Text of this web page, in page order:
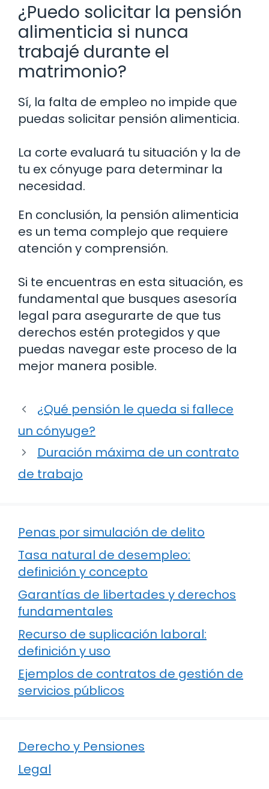
¿Puedo solicitar la pensión
alimenticia si nunca
trabajé durante el
matrimonio?
Sí, la falta de empleo no impide que
puedas solicitar pensión alimenticia.
La corte evaluará tu situación y la de
tu ex cónyuge para determinar la
necesidad.
En conclusión, la pensión alimenticia
es un tema complejo que requiere
atención y comprensión.
Si te encuentras en esta situación, es
fundamental que busques asesoría
legal para asegurarte de que tus
derechos estén protegidos y que
puedas navegar este proceso de la
mejor manera posible.
¿Qué pensión le queda si fallece
un cónyuge?
Duración máxima de un contrato
de trabajo
Penas por simulación de delito
Tasa natural de desempleo:
definición y concepto
Garantías de libertades y derechos
fundamentales
Recurso de suplicación laboral:
definición y uso
Ejemplos de contratos de gestión de
servicios públicos
Derecho y Pensiones
Legal